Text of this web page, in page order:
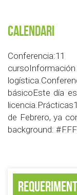
Calendari
básicoEste día
de Febrero, ya
background: